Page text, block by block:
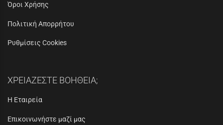
Όροι Χρήσης
Πολιτική Απορρήτου
Ρυθμίσεις Cookies
ΧΡΕΙΑΖΕΣΤΕ ΒΟΗΘΕΙΑ;
Η Εταιρεία
Επικοινωνήστε μαζί μας